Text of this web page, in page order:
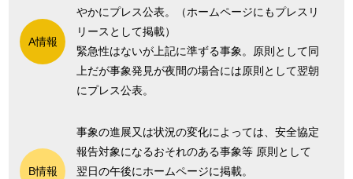
A情報
やかにプレス公表。（ホームページにもプレスリ
リースとして掲載）
緊急性はないが上記に準ずる事象。原則として同
上だが事象発見が夜間の場合には原則として翌朝
にプレス公表。
B情報
事象の進展又は状況の変化によっては、安全協定
報告対象になるおそれのある事象等 原則として
翌日の午後にホームページに掲載。